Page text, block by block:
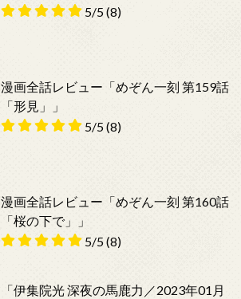
5/5(8)
漫画全話レビュー「めぞん一刻 第159話
「形見」」
5/5(8)
漫画全話レビュー「めぞん一刻 第160話
「桜の下で」」
5/5(8)
「伊集院光 深夜の馬鹿力／2023年01月